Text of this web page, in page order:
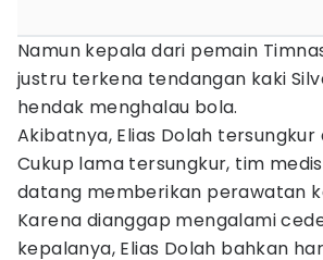
Namun kepala dari pemain
justru terkena tendangan kaki
hendak menghalau bola.
Akibatnya, Elias Dolah tersungkur
Cukup lama tersungkur, tim
datang memberikan perawatan
Karena dianggap mengalami
kepalanya, Elias Dolah bahkan